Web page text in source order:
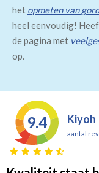
het opmeten van
heel eenvoudig!
de pagina met
op.
9.4 Kiyoh
aantal